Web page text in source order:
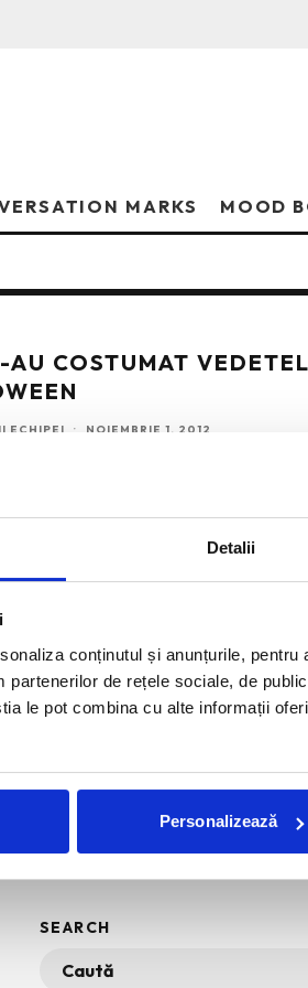
Detalii
conținutul și anunțurile,
partenerilor de rețele sociale, de
le pot combina cu alte informații
Personalizează
MARKS MOOD
AU COSTUMAT
ECHIPEI · NOIEMBRIE 1, 2012
SEARCH